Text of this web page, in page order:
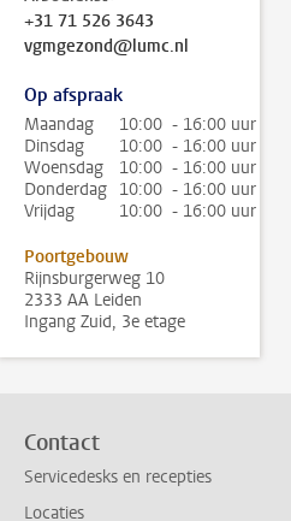
+31 71 526 3643
vgmgezond@lumc.nl
Op afspraak
Maandag
10:00 - 16:00 uur
Dinsdag
10:00 - 16:00 uur
Woensdag
10:00 - 16:00 uur
Donderdag 10:00 - 16:00 uur
Vrijdag
10:00 - 16:00 uur
Poortgebouw
Rijnsburgerweg 10
2333 AA Leiden
Ingang Zuid, 3e etage
Contact
Servicedesks en recepties
Locaties